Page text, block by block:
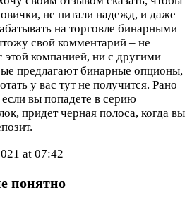
не питали надежд, и даже
на торговле бинарными
свой комментарий – не
этой компанией, ни с другими
предлагают бинарные опционы,
у вас тут не получится. Рано
вы попадете в серию
придет черная полоса, когда вы
at 07:42
понятно